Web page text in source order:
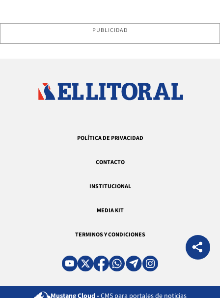
PUBLICIDAD
POLÍTICA DE PRIVACIDAD
CONTACTO
INSTITUCIONAL
MEDIA KIT
TERMINOS Y CONDICIONES